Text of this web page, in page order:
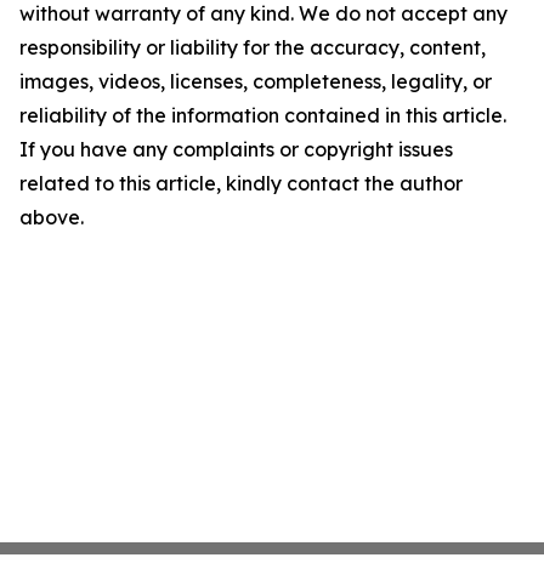
without warranty of any kind. We do not accept any
responsibility or liability for the accuracy, content,
images, videos, licenses, completeness, legality, or
reliability of the information contained in this article.
If you have any complaints or copyright issues
related to this article, kindly contact the author
above.